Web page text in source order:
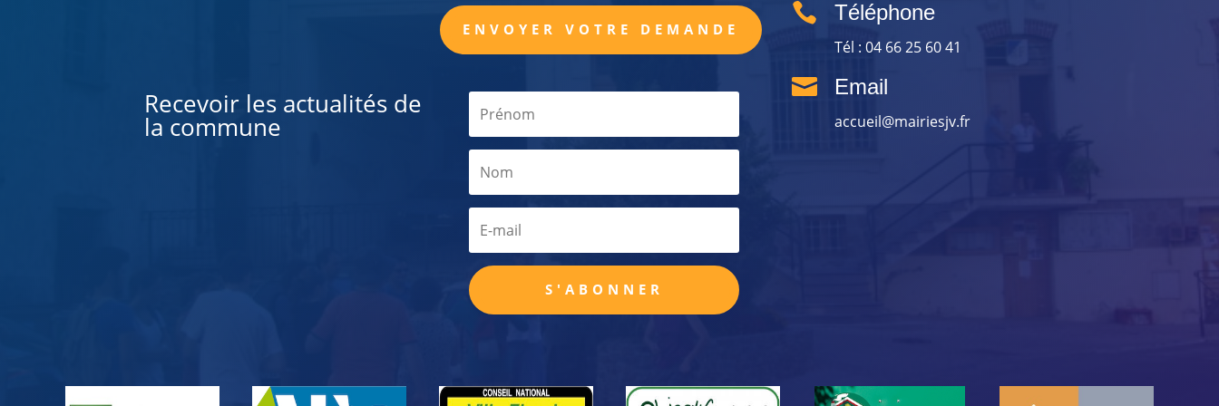
ENVOYER VOTRE DEMANDE
Recevoir les actualités de
la commune
S'ABONNER
 Téléphone
Tél : 04 66 25 60 41
 Email
accueil@mairiesjv.fr